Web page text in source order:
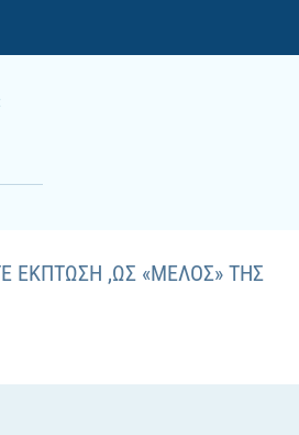
ΕΚΠΤΩΣΗ ,ΩΣ «ΜEΛΟΣ» ΤΗΣ